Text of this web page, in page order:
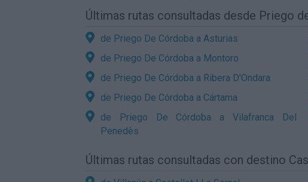
Últimas rutas consultadas desde Priego
de Priego De Córdoba a Asturias
de Priego De Córdoba a Montoro
de Priego De Córdoba a Ribera D'Ondara
de Priego De Córdoba a Cártama
de Priego De Córdoba a Vilafranca Del
Penedès
Últimas rutas consultadas con destino